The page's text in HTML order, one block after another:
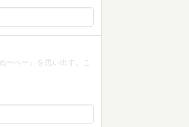
ーべー』を思い出す。こ